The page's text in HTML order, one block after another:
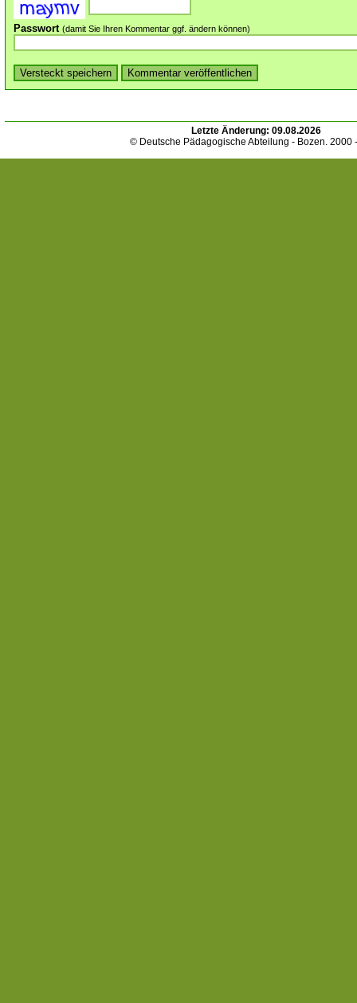
Passwort (damit Sie Ihren Kommentar ggf. ändern können)
Letzte Änderung: 09.08.2026
© Deutsche Pädagogische Abteilung - Bozen. 2000